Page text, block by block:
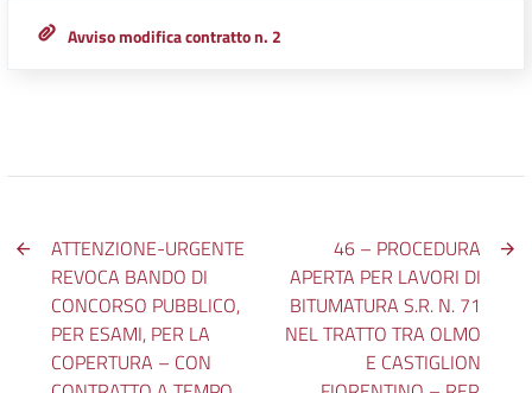
Avviso modifica contratto n. 2
ATTENZIONE-URGENTE
REVOCA BANDO DI
CONCORSO PUBBLICO,
PER ESAMI, PER LA
COPERTURA – CON
46 – PROCEDURA
APERTA PER LAVORI DI
BITUMATURA S.R. N. 71
NEL TRATTO TRA OLMO
E CASTIGLION